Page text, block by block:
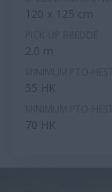
120 x 125 cm
2.0 m
55 HK
70 HK